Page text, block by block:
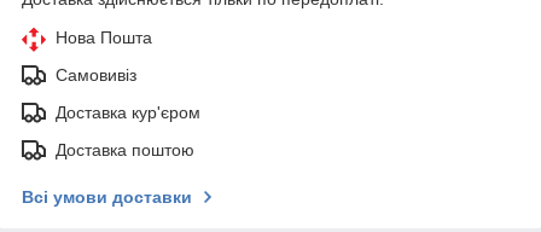
Нова Пошта
Самовивіз
Доставка кур'єром
Доставка поштою
Всі умови доставки